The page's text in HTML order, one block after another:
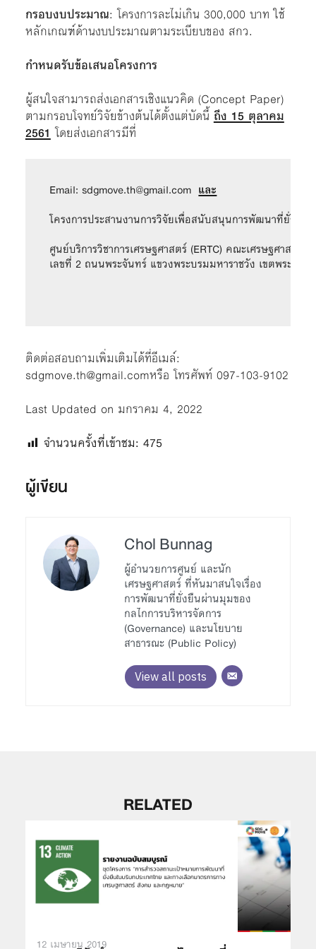
กรอบงบประมาณ: โครงการละไม่เกิน 300,000 บาท ใช้
หลักเกณฑ์ด้านงบประมาณตามระเบียบของ สกว.
กำหนดรับข้อเสนอโครงการ
ผู้สนใจสามารถส่งเอกสารเชิงแนวคิด (Concept Paper)
ตามกรอบโจทย์วิจัยข้างต้นได้ตั้งแต่บัดนี้ ถึง 15 ตุลาคม
2561 โดยส่งเอกสารมีที่
Email: sdgmove.th@gmail.com และ
โครงการประสานงานการวิจัยเพื่อสนับสนุนการพัฒนาที่ยั่งยืน
ศูนย์บริการวิชาการเศรษฐศาสตร์ (ERTC) คณะเศรษฐศาสตร์
เลขที่ 2 ถนนพระจันทร์ แขวงพระบรมมหาราชวัง เขตพระนค
ติดต่อสอบถามเพิ่มเติมได้ที่อีเมล์:
sdgmove.th@gmail.comหรือ โทรศัพท์ 097-103-9102
Last Updated on มกราคม 4, 2022
จำนวนครั้งที่เข้าชม: 475
ผู้เขียน
Chol Bunnag
ผู้อำนวยการศูนย์ และนัก
เศรษฐศาสตร์ ที่หันมาสนใจเรื่อง
การพัฒนาที่ยั่งยืนผ่านมุมของ
กลไกการบริหารจัดการ
(Governance) และนโยบาย
สาธารณะ (Public Policy)
View all posts
RELATED
12 เมษายน 2019